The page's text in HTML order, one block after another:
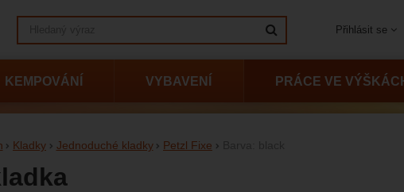
Kladky Jednoduché kladky Petzl Fixe
KEMPOVÁNÍ VYBAVENÍ PRÁCE VE
Přihlásit se